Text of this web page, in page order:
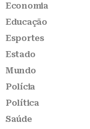
Economia
Educação
Esportes
Estado
Mundo
Polícia
Política
Saúde